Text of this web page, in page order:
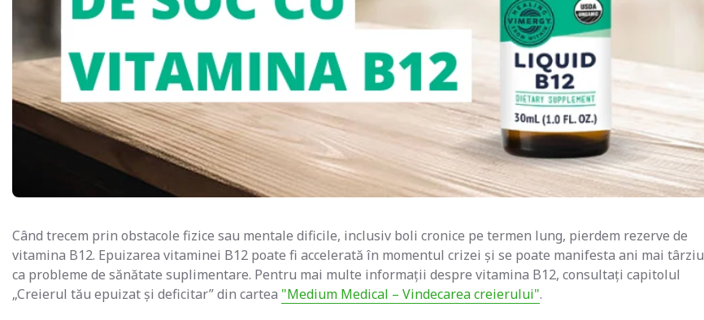
Când trecem prin obstacole fizice sau mentale dificile, inclusiv boli cronice pe termen lung, pierdem rezerve de
vitamina B12. Epuizarea vitaminei B12 poate fi accelerată în momentul crizei și se poate manifesta ani mai târziu
ca probleme de sănătate suplimentare. Pentru mai multe informații despre vitamina B12, consultați capitolul
„Creierul tău epuizat și deficitar” din cartea "Medium Medical – Vindecarea creierului".